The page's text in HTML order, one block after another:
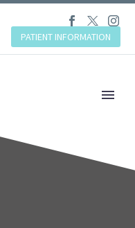
PATIENT INFORMATION